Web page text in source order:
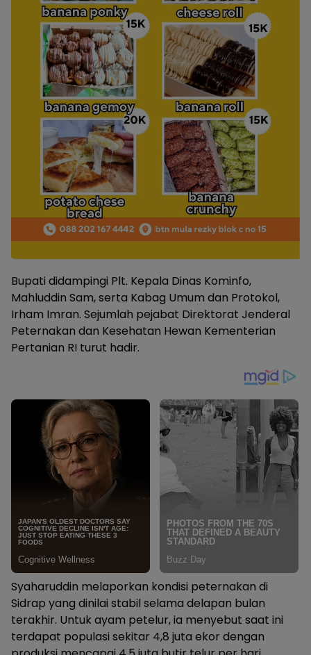
Bupati didampingi Plt. Kepala Dinas Kominfo,
Mahluddin Sam, serta Kabag Umum dan Protokol,
Irham Imran. Sejumlah pejabat Direktorat Jenderal
Peternakan dan Kesehatan Hewan Kementerian
Pertanian RI turut hadir.
Syaharuddin melaporkan kondisi peternakan di
Sidrap yang dinilai stabil selama delapan bulan
terakhir. Untuk ayam petelur, ia menyebut saat ini
terdapat populasi sekitar 4,8 juta ekor dengan